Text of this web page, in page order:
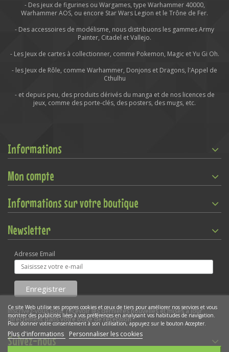
- Des jeux de figurines ou Wargames, type Warhammer 40000,
Warhammer AOS, ou encore Star Wars Legion et le Trône de Fer.
- Des accessoires de modélisme, nous distribuons les gammes Army
Painter, Citadel et Vallejo.
- Les Jeux de cartes à collectionner, comme Pokemon, Magic et Yu Gi Oh.
- les Jeux de Rôle, comme Warhammer, Donjons et Dragons, l'Appel de
Cthulhu
- et depuis peu, des produits dérivés du manga et de nos licences de
jeux, comme des porte-clés, des posters, des mugs, etc.
Informations
Mon compte
Informations sur votre boutique
Newsletter
Adresse Email
Inscrivez-vous pour recevoir les dernières nouvelles et mises à jour
directement dans votre boîte de réception
Suivez-nous
Ce site Web utilise ses propres cookies et ceux de tiers pour améliorer nos services et vous
montrer des publicités liées à vos préférences en analysant vos habitudes de navigation.
Pour donner votre consentement à son utilisation, appuyez sur le bouton Accepter.
Plus d'informations Personnaliser les cookies